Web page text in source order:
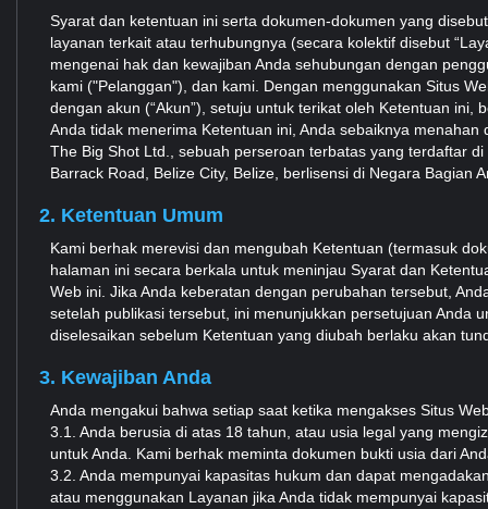
Syarat dan ketentuan ini serta dokumen-dokumen yang
layanan terkait atau terhubungnya (secara kolektif disebut
mengenai hak dan kewajiban Anda sehubungan dengan
kami ("Pelanggan"), dan kami. Dengan menggunakan Situs
dengan akun (“Akun”), setuju untuk terikat oleh Ketentuan
Anda tidak menerima Ketentuan ini, Anda sebaiknya
The Big Shot Ltd., sebuah perseroan terbatas yang terdaftar
Barrack Road, Belize City, Belize, berlisensi di Negara Bagian
2. Ketentuan Umum
Kami berhak merevisi dan mengubah Ketentuan (termasuk
halaman ini secara berkala untuk meninjau Syarat dan
Web ini. Jika Anda keberatan dengan perubahan tersebut,
setelah publikasi tersebut, ini menunjukkan persetujuan Anda
diselesaikan sebelum Ketentuan yang diubah berlaku akan
3. Kewajiban Anda
Anda mengakui bahwa setiap saat ketika mengakses Situs
3.1. Anda berusia di atas 18 tahun, atau usia legal yang
untuk Anda. Kami berhak meminta dokumen bukti usia dari
3.2. Anda mempunyai kapasitas hukum dan dapat
atau menggunakan Layanan jika Anda tidak mempunyai